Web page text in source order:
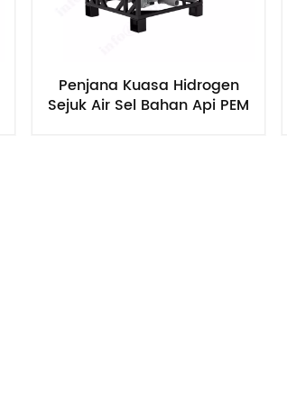
Penjana Kuasa Hidrogen
Sejuk Air Sel Bahan Api PEM